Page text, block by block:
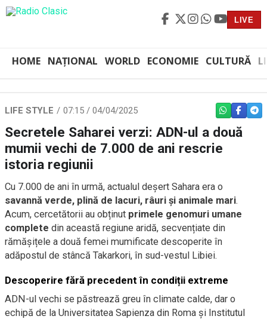
LIVE
HOME NAȚIONAL WORLD ECONOMIE CULTURĂ
LIFE STYLE 07:15 / 04/04/2025 WHATSAPP
Secretele Saharei verzi: ADN-ul a două
mumii vechi de 7.000 de ani rescrie
istoria regiunii
Cu 7.000 de ani în urmă, actualul deșert Sahara era o
savannă verde, plină de lacuri, râuri și animale mari.
Acum, cercetătorii au obținut primele genomuri umane
complete din această regiune aridă, secvențiate din
rămășițele a două femei mumificate descoperite în
adăpostul de stâncă Takarkori, în sud-vestul Libiei.
Descoperire fără precedent în condiții extreme
ADN-ul vechi se păstrează greu în climate calde, dar o
echipă de la Universitatea Sapienza din Roma și Institutul